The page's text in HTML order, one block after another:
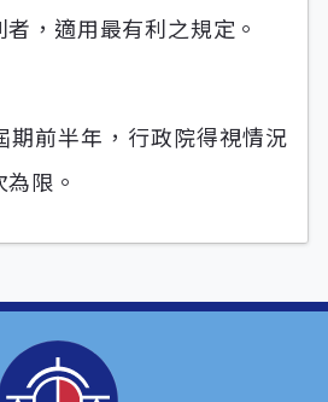
，適用最有利之規定。
期前半年，行政院得視情況
限。